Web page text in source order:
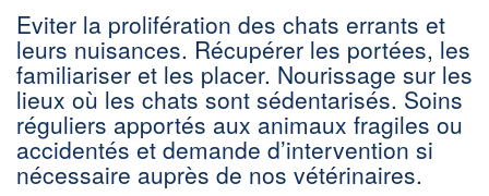
Eviter la prolifération des chats errants et
leurs nuisances. Récupérer les portées, les
familiariser et les placer. Nourissage sur les
lieux où les chats sont sédentarisés. Soins
réguliers apportés aux animaux fragiles ou
accidentés et demande d’intervention si
nécessaire auprès de nos vétérinaires.